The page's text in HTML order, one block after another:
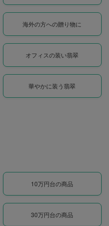
海外の方への贈り物に
オフィスの装い翡翠
華やかに装う翡翠
10万円台の商品
30万円台の商品